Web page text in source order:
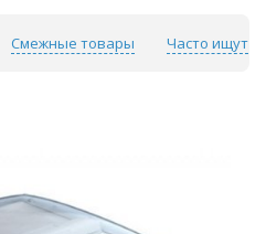
Смежные товары Часто ищут